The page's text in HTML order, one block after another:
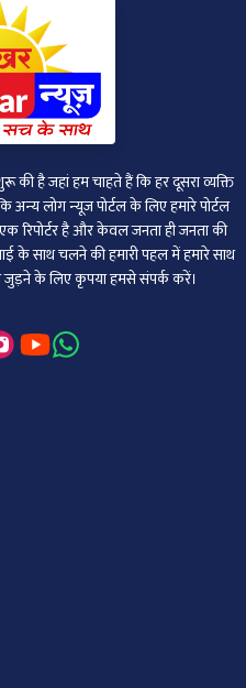
है जहां हम चाहते हैं कि हर दूसरा व्‍यक्ति
लोग न्‍यूज पोर्टल के लिए हमारे पोर्टल
रिपोर्टर है और केवल जनता ही जनता की
के साथ चलने की हमारी पहल में हमारे साथ
के लिए कृपया हमसे संपर्क करें।